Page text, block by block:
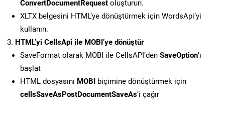
ConvertDocumentRequest oluşturun.
XLTX belgesini HTML’ye dönüştürmek için WordsApi’yi
kullanın.
HTML’yi CellsApi ile MOBI’ye dönüştür
SaveFormat olarak MOBI ile CellsAPI’den SaveOption‘ı
başlat
HTML dosyasını MOBI biçimine dönüştürmek için
cellsSaveAsPostDocumentSaveAs‘i çağır